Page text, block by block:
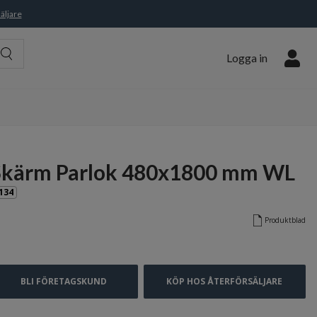
Logga in
Parlok 480x1800 mm WL
Produktblad
BLI FÖRETAGSKUND KÖP HOS ÅTERFÖRSÄLJARE